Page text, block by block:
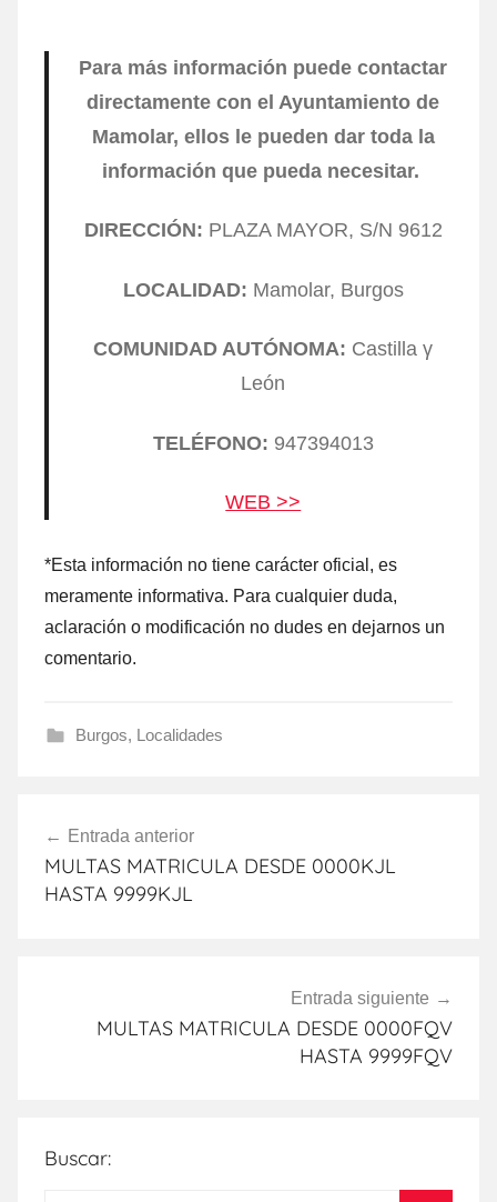
Para mа́s información puede contactar
directamente cοn el Ayuntamiento dе
Mamolar, ellos le pueden dar toda la
información quе pueda necesitar.
DIRECCIÓN: PLAZA MAYOR, S/N 9612
LOCALIDAD: Mamolar, Burgos
COMUNIDAD AUTÓNOMA: Castilla γ
León
TELÉFONO: 947394013
WEB >>
*Esta información no tiene carácter oficial, es
meramente informativa. Para cualquier duda,
aclaración ο modificación no dudes en dejarnos un
comentario.
Burgos, Localidades
de
entradas
Entrada anterior
MULTAS MATRICULA DESDE 0000KJL
HASTA 9999KJL
Entrada siguiente
MULTAS MATRICULA DESDE 0000FQV
HASTA 9999FQV
Buscar: